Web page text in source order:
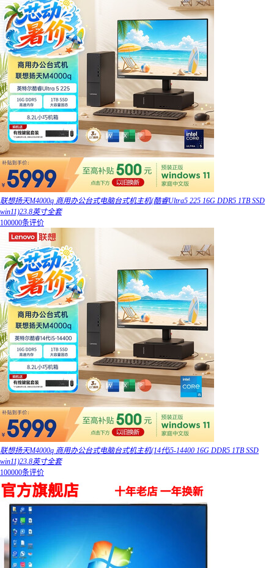
联想扬天M4000q 商用办公台式电脑台式机主机(酷睿Ultra5 225 16G DDR5 1TB SSD
win11)23.8英寸全套
100000条评价
联想扬天M4000q 商用办公台式电脑台式机主机(14代i5-14400 16G DDR5 1TB SSD
win11)23.8英寸全套
100000条评价